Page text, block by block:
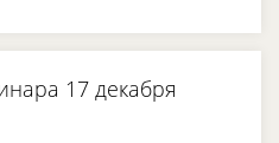
17 декабря